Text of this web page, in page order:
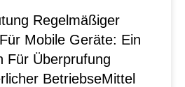
Regelmäßiger
Mobile Geräte: Ein
Für Überprufung
BetriebseMittel